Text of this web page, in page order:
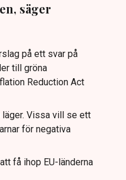
säger
på ett svar på
till gröna
Reduction Act
Vissa vill se ett
för negativa
få ihop EU-länderna